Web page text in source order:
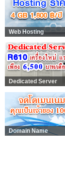
Web Hosting
Dedicated Server
Domain Name